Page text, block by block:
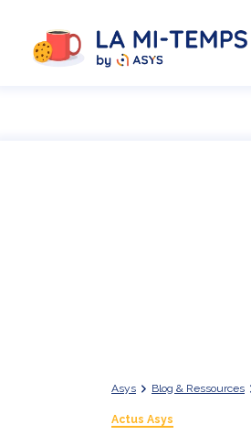
Asys Blog & Ressources
Actus Asys